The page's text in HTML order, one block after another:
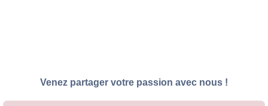
Venez partager votre passion avec nous !